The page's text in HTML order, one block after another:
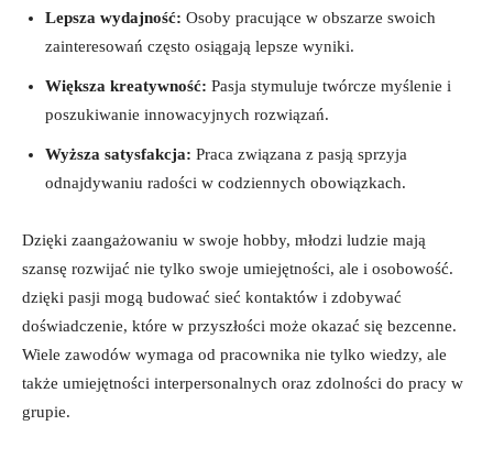
Lepsza wydajność: Osoby pracujące w obszarze ​swoich ​
zainteresowań często osiągają ⁤lepsze wyniki.
Większa kreatywność: Pasja ‍stymuluje ​twórcze myślenie i
poszukiwanie⁢ innowacyjnych rozwiązań.
Wyższa satysfakcja: Praca związana⁣ z pasją‌ sprzyja
odnajdywaniu radości w codziennych obowiązkach.
Dzięki zaangażowaniu w ‍swoje⁣ hobby,‍ młodzi ludzie mają
szansę⁣ rozwijać⁢ nie tylko‍ swoje⁣ umiejętności, ale​ i osobowość.⁣
dzięki ⁣pasji mogą budować sieć‍ kontaktów‌ i⁢ zdobywać
doświadczenie, które w przyszłości może okazać się bezcenne.
Wiele‌ zawodów wymaga od ⁤pracownika‌ nie tylko wiedzy,⁣ ale
także‌ umiejętności interpersonalnych oraz zdolności do pracy w‌
grupie.